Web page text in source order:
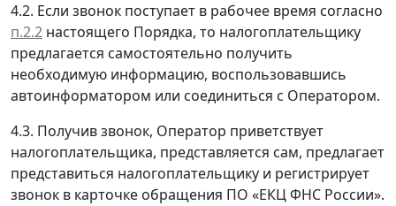
4.2. Если звонок поступает в рабочее время согласно
п.2.2 настоящего Порядка, то налогоплательщику
предлагается самостоятельно получить
необходимую информацию, воспользовавшись
автоинформатором или соединиться с Оператором.
4.3. Получив звонок, Оператор приветствует
налогоплательщика, представляется сам, предлагает
представиться налогоплательщику и регистрирует
звонок в карточке обращения ПО «ЕКЦ ФНС России».